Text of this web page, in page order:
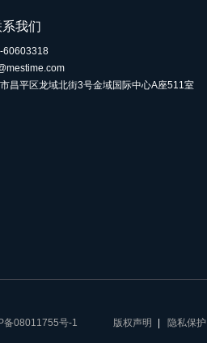
我们
60603318
昌平区龙域北街3号金域国际中心A座511室
备08011755号-1 版权声明 隐私保护